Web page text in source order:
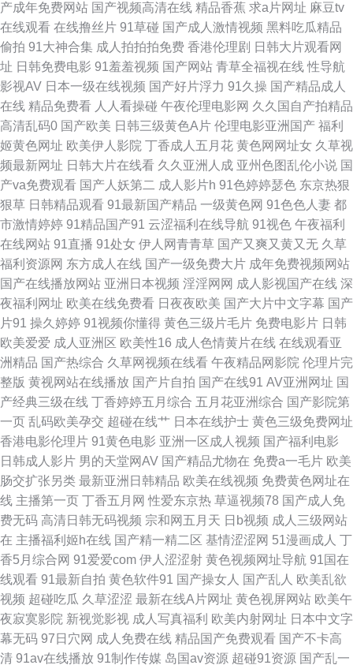
精品视频网 深爱激情海角社区 伊人无吗AV 午夜国产91视频福利 尤物无码免
费观看 91污污网站视频 超碰人人香蕉 天天激情导航 久草最新网址 亚洲日逼
网站 91巨炮永久 91淫库 福利免费看福利 毛片毛片 色色的网 一区二区不卡
91最新网页 玖玖精爱爱 日韩色欲网 91国产精品乱子伦 成人91蜜臀 国产乱
码一区 日本黄色高清视频网站 91官网 AV资源导航大全 麻豆绿帽 五月天黄
色网 91熟女对白 91看片在线 韩日视频 午夜国产诱惑 国产黄色中文字幕 久
久97 老湿机网址 青青草在线狠狠干 日韩综合 五月天桃花网 欧美日韩久久精
品爱爱 少妇内射一区二区 影音先锋AⅤ偷拍电影 91国产导航 91蜜桃精品入
口 91熟女边播放 色悠悠在线视频 色色综合网免费观看 女同扣逼视频 探花精
选 91传媒MV 91自拍原创蝌蚪 国产精品欧美性爱 欧美网站91 色中色官网 亚
洲夜夜蜜桃 91大神车震 91视频观看# 国产精品久久17 欧美色一区 午夜寂寞
精品影院 91高跟丝袜啪啪 日韩在线一本道 91日本韩国 不卡福利导航 久草视
频好吊日综合色 亚洲天堂2111 91色搞 成人无码视频免费播放 久久香网站
日韩欧美Aⅴ综合网 91av黑丝 91男女视频 爱福利导航 四虎东方在线观看网
址 日韩无码免费福利 91黄色视频大全 肏屄视频一区 激情啪啪综合 日韩情爱
影院 一区二区不卡国产网站 91日韩高清 www日韩一区二区 五月花综合网
久久婷婷婷婷婷婷婷婷 亚洲色8P 国产在线99视频 色先锋无码av 91在线视
产成年免费网站 国产视频高清在线 精品香蕉 求a片网址 麻豆tv
在线观看 在线撸丝片 91草碰 国产成人激情视频 黑料吃瓜精品
偷拍 91大神合集 成人拍拍拍免费 香港伦理剧 日韩大片观看网
址 日韩免费电影 91羞羞视频 国产网站 青草全福视在线 性导航
影视AV 日本一级在线视频 国产好片浮力 91久操 国产精品成人
在线 精品免费看 人人看操碰 午夜伦理电影网 久久国自产拍精品
高清乱码0 国产欧美 日韩三级黄色A片 伦理电影亚洲国产 福利
姬黄色网址 欧美伊人影院 丁香成人五月花 黄色网网址女 久草视
频最新网址 日韩大片在线看 久久亚洲人成 亚州色图乱伦小说 国
产va免费观看 国产人妖第二 成人影片h 91色婷婷瑟色 东京热狠
狠草 日韩精品观看 91最新国产精品 一级黄色网 91色色人妻 都
市激情婷婷 91精品国产91 云涩福利在线导航 91视色 午夜福利
在线网站 91直播 91处女 伊人网青青草 国产又爽又黄又无 久草
福利资源网 东方成人在线 国产一级免费大片 成年免费视频网站
国产在线播放网站 亚洲日本视频 淫淫网网 成人影视国产在线 深
夜福利网址 欧美在线免费看 日夜夜欧美 国产大片中文字幕 国产
片91 操久婷婷 91视频你懂得 黄色三级片毛片 免费电影片 日韩
欧美爱爱 成人亚洲区 欧美性16 成人色情黄片在线 在线观看亚
洲精品 国产热综合 久草网视频在线看 午夜精品网影院 伦理片完
整版 黄视网站在线播放 国产片自拍 国产在线91 AV亚洲网址 国
产经典三级在线 丁香婷婷五月综合 五月花亚洲综合 国产影院第
一页 乱码欧美孕交 超碰在线艹 日本在线护士 黄色三级免费网址
香港电影伦理片 91黄色电影 亚洲一区成人视频 国产福利电影
日韩成人影片 男的天堂网AV 国产精品尤物在 免费a一毛片 欧美
肠交扩张另类 最新亚洲日韩精品 欧美在线视频 免费黄色网址在
线 主播第一页 丁香五月网 性爱东京热 草逼视频78 国产成人免
费无码 高清日韩无码视频 宗和网五月天 日b视频 成人三级网站
在 主播福利姬h在线 国产精一精二区 基情涩涩网 51漫画成人 丁
香5月综合网 91爱爱com 伊人涩涩射 黄色视频网址导航 91国在
线观看 91最新自拍 黄色软件91 国产操女人 国产乱人 欧美乱欲
视频 超碰吃瓜 久草涩涩 最新在线A片网址 黄色视屏网站 欧美午
夜寂寞影院 新视觉影视 成人写真福利 欧美内射网址 日本中文字
幕无码 97日穴网 成人免费在线 精品国产免费观看 国产不卡高
清 91av在线播放 91制作传媒 岛国av资源 超碰91资源 国产乱一